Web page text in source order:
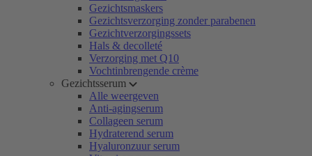
Gezichtsmaskers
Gezichtsverzorging zonder parabenen
Gezichtverzorgingssets
Hals & decolleté
Verzorging met Q10
Vochtinbrengende crème
Gezichtsserum
Alle weergeven
Anti-agingserum
Collageen serum
Hydraterend serum
Hyaluronzuur serum